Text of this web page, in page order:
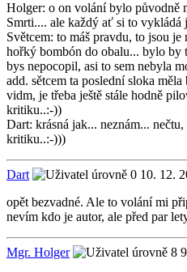
Holger: o on volání bylo původně
Smrti.... ale každý ať si to vykládá
Světcem: to máš pravdu, to jsou
hořký bombón do obalu... bylo by
bys nepocopil, asi to sem nebyla
add. sětcem ta poslední sloka
vidm, je třeba ještě stále hodně
kritiku..:-))
Dart: krásná jak... neznám...
kritiku..:-)))
Dart
10. 12.
opět bezvadné. Ale to volání mi
nevím kdo je autor, ale před par
Mgr. Holger